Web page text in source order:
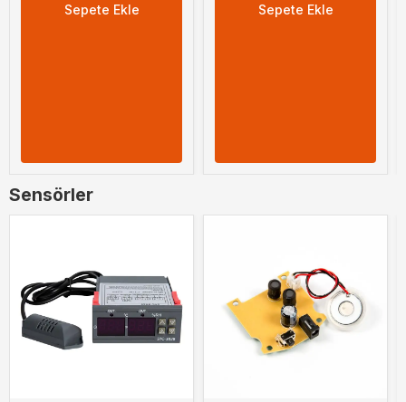
Sepete Ekle Sepete Ekle
Sensörler